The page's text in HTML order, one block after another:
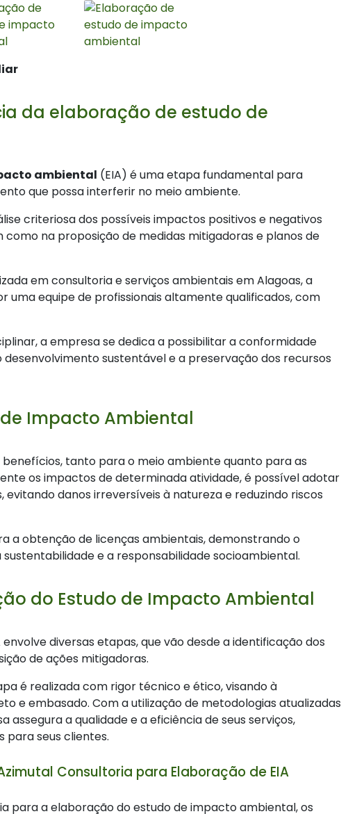
da elaboração de estudo de
ambiental (EIA) é uma etapa fundamental para
que possa interferir no meio ambiente.
criteriosa dos possíveis impactos positivos e negativos
como na proposição de medidas mitigadoras e planos de
em consultoria e serviços ambientais em Alagoas, a
uma equipe de profissionais altamente qualificados, com
a empresa se dedica a possibilitar a conformidade
sustentável e a preservação dos recursos
Impacto Ambiental
benefícios, tanto para o meio ambiente quanto para as
os impactos de determinada atividade, é possível adotar
danos irreversíveis à natureza e reduzindo riscos
a obtenção de licenças ambientais, demonstrando o
e a responsabilidade socioambiental.
do Estudo de Impacto Ambiental
diversas etapas, que vão desde a identificação dos
de ações mitigadoras.
é realizada com rigor técnico e ético, visando à
e embasado. Com a utilização de metodologias atualizadas
assegura a qualidade e a eficiência de seus serviços,
para seus clientes.
Consultoria para Elaboração de EIA
para a elaboração do estudo de impacto ambiental, os